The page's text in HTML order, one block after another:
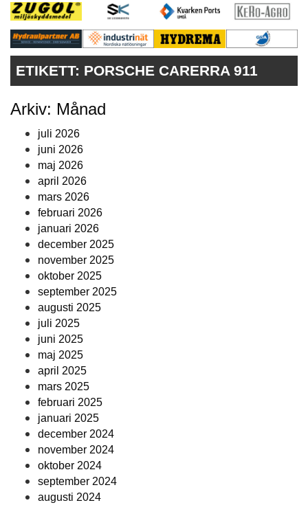
KONTAKT
VÅRA ANDRA MAGASIN
PRENUMERERA
ANNONSERA
ETIKETT: PORSCHE CARERRA 911
Arkiv: Månad
juli 2026
juni 2026
maj 2026
april 2026
mars 2026
februari 2026
januari 2026
december 2025
november 2025
oktober 2025
september 2025
augusti 2025
juli 2025
juni 2025
maj 2025
april 2025
mars 2025
februari 2025
januari 2025
december 2024
november 2024
oktober 2024
september 2024
augusti 2024